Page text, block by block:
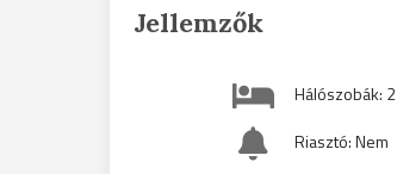
Jellemzők
Hálószobák: 2
Riasztó: Nem